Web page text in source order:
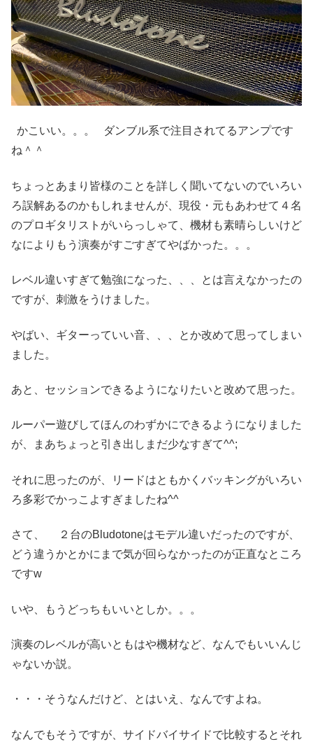
かこいい。。。 ダンブル系で注目されてるアンプです
ね＾＾
ちょっとあまり皆様のことを詳しく聞いてないのでいろい
ろ誤解あるのかもしれませんが、現役・元もあわせて４名
のプロギタリストがいらっしゃて、機材も素晴らしいけど
なによりもう演奏がすごすぎてやばかった。。。
レベル違いすぎて勉強になった、、、とは言えなかったの
ですが、刺激をうけました。
やばい、ギターっていい音、、、とか改めて思ってしまい
ました。
あと、セッションできるようになりたいと改めて思った。
ルーパー遊びしてほんのわずかにできるようになりました
が、まあちょっと引き出しまだ少なすぎて^^;
それに思ったのが、リードはともかくバッキングがいろい
ろ多彩でかっこよすぎましたね^^
さて、 ２台のBludotoneはモデル違いだったのですが、
どう違うかとかにまで気が回らなかったのが正直なところ
ですw
いや、もうどっちもいいとしか。。。
演奏のレベルが高いともはや機材など、なんでもいいんじ
ゃないか説。
・・・そうなんだけど、とはいえ、なんですよね。
なんでもそうですが、サイドバイサイドで比較するとそれ